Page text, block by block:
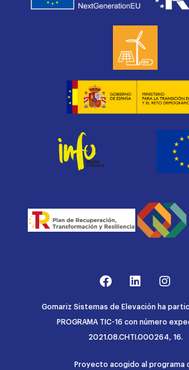
Gomariz Sistemas de Elevación ha
PROGRAMA TIC-16 con número
2021.08.CHTI.000264, 16.
Proyecto acogido al programa